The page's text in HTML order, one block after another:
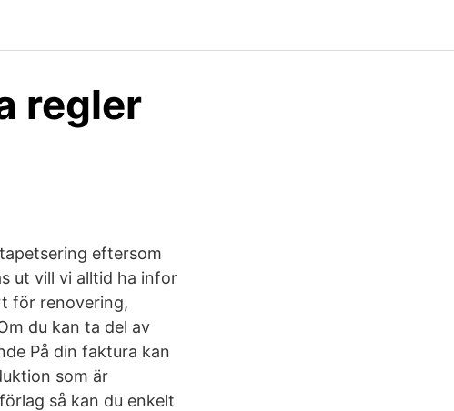
regler
eftersom
ut vill vi alltid ha infor
för renovering,
du kan ta del av
På din faktura kan
som är
så kan du enkelt